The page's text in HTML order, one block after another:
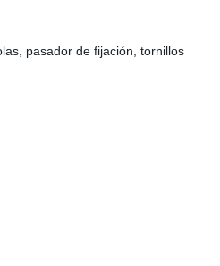
pasador de fijación, tornillos